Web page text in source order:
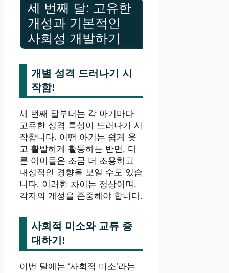
세 번째 달: 고유한
개성과 기본적인
사회성 개발하기
개별 성격 드러나기 시
작함!
세 번째 달부터는 각 아기마다
고유한 성격 특성이 드러나기 시
작합니다. 어떤 아기는 쉽게 웃
고 활발하게 활동하는 반면, 다
른 아이들은 조금 더 조용하고
내성적인 경향을 보일 수도 있습
니다. 이러한 차이는 정상이며,
각자의 개성을 존중해야 합니다.
사회적 미소와 교류 증
대하기!
이번 달에는 ‘사회적 미소’라는